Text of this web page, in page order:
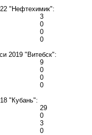
"Нефтехимик":
3
0
0
0
2019 "Витебск":
9
0
0
0
"Кубань":
29
0
3
0